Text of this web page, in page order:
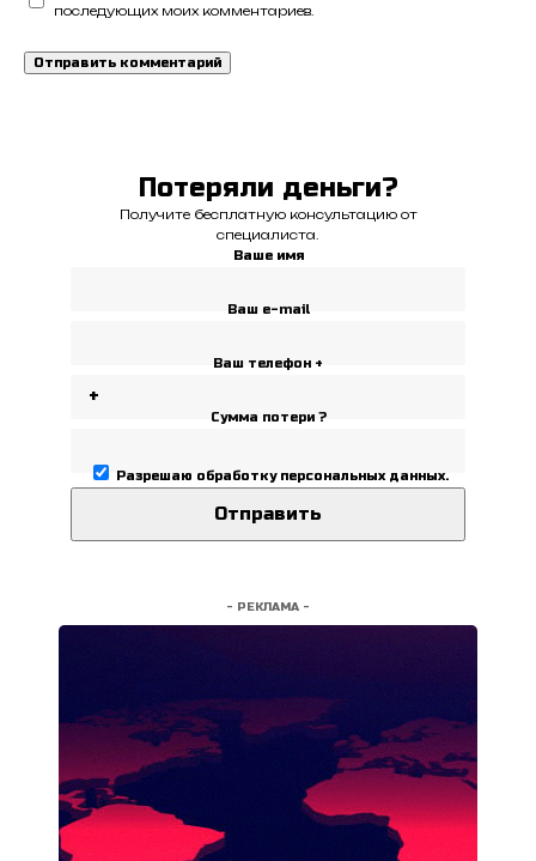
последующих моих комментариев.
Потеряли деньги?
Получите бесплатную консультацию от
специалиста.
Ваше имя
Ваш e-mail
Ваш телефон +
Сумма потери ?
Разрешаю обработку персональных данных.
- РЕКЛАМА -